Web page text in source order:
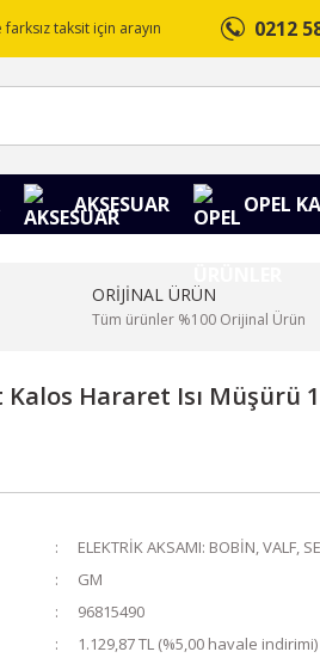
farksız taksit için arayın 0212
AKSESUAR OPEL
ORİJİNAL ÜRÜN
Tüm ürünler %100 Orijinal Ürün
Hararet Isı Müşürü
ELEKTRİK AKSAMI: BOBİN, VALF,
GM
96815490
1.129,87 TL (%5,00 havale indirimi)